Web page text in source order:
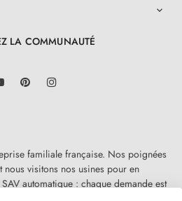

LA COMMUNAUTÉ
YouTube Pinterest
familiale française. Nos poignées
visitons nos usines pour en
automatique : chaque demande est